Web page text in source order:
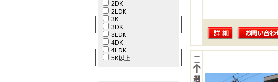
2DK
2LDK
3K
3DK
3LDK
4DK
4LDK
5K以上